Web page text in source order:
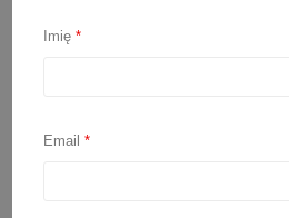
BLW – od czego
Imię*
Email*